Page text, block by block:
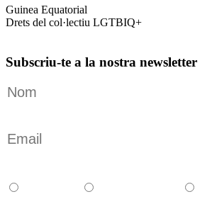
Guinea Equatorial
Drets del col·lectiu LGTBIQ+
Subscriu-te a la nostra newsletter